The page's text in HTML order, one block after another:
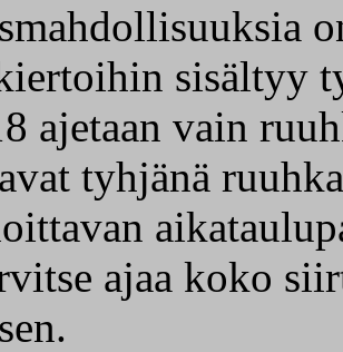
sisältyy
ajetaan vain
tyhjänä
ajaa koko